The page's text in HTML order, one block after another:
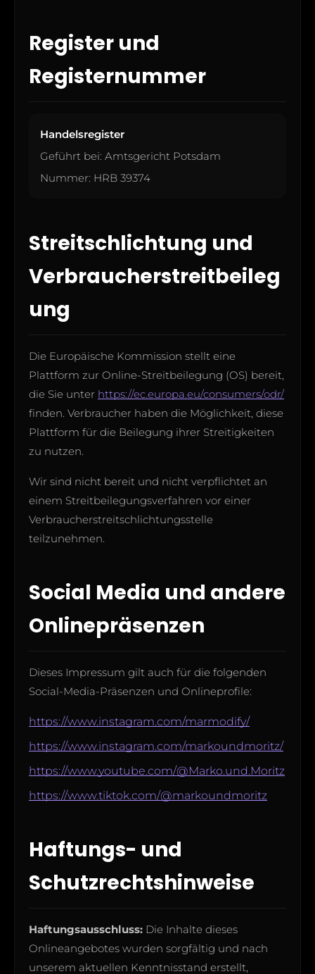
Register und
Registernummer
Handelsregister
Geführt bei: Amtsgericht Potsdam
Nummer: HRB 39374
Streitschlichtung und
Verbraucherstreitbeileg
ung
Die Europäische Kommission stellt eine
Plattform zur Online-Streitbeilegung (OS) bereit,
die Sie unter https://ec.europa.eu/consumers/odr/
finden. Verbraucher haben die Möglichkeit, diese
Plattform für die Beilegung ihrer Streitigkeiten
zu nutzen.
Wir sind nicht bereit und nicht verpflichtet an
einem Streitbeilegungsverfahren vor einer
Verbraucherstreitschlichtungsstelle
teilzunehmen.
Social Media und andere
Onlinepräsenzen
Dieses Impressum gilt auch für die folgenden
Social-Media-Präsenzen und Onlineprofile:
https://www.instagram.com/marmodify/
https://www.instagram.com/markoundmoritz/
https://www.youtube.com/@Marko.und.Moritz
https://www.tiktok.com/@markoundmoritz
Haftungs- und
Schutzrechtshinweise
Haftungsausschluss: Die Inhalte dieses
Onlineangebotes wurden sorgfältig und nach
unserem aktuellen Kenntnisstand erstellt,